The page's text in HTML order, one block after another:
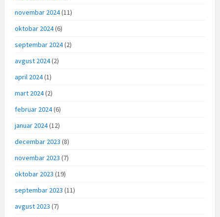
novembar 2024(11)
oktobar 2024(6)
septembar 2024(2)
avgust 2024(2)
april 2024(1)
mart 2024(2)
februar 2024(6)
januar 2024(12)
decembar 2023 (8)
novembar 2023 (7)
oktobar 2023 (19)
septembar 2023 (11)
avgust 2023 (7)